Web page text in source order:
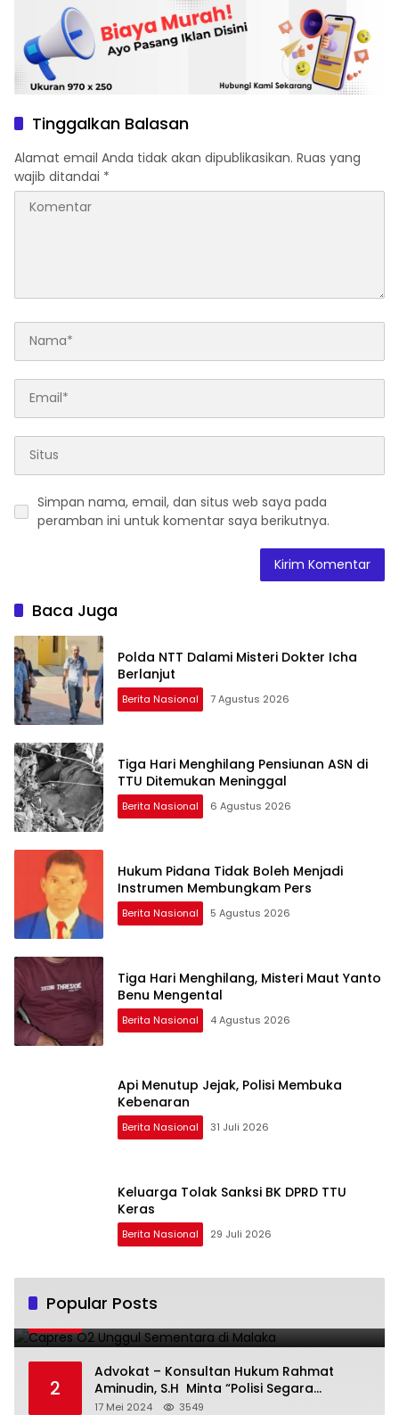
Tinggalkan Balasan
Alamat email Anda tidak akan dipublikasikan. Ruas yang
wajib ditandai *
Simpan nama, email, dan situs web saya pada
peramban ini untuk komentar saya berikutnya.
Baca Juga
Polda NTT Dalami Misteri Dokter Icha
Berlanjut
Berita Nasional 7 Agustus 2026
Tiga Hari Menghilang Pensiunan ASN di
TTU Ditemukan Meninggal
Berita Nasional 6 Agustus 2026
Hukum Pidana Tidak Boleh Menjadi
Instrumen Membungkam Pers
Berita Nasional 5 Agustus 2026
Tiga Hari Menghilang, Misteri Maut Yanto
Benu Mengental
Berita Nasional 4 Agustus 2026
Api Menutup Jejak, Polisi Membuka
Kebenaran
Berita Nasional 31 Juli 2026
Keluarga Tolak Sanksi BK DPRD TTU
Keras
Berita Nasional 29 Juli 2026
Popular Posts
1 Capres O2 Unggul Sementara di Malaka
2
Advokat – Konsultan Hukum Rahmat
Aminudin, S.H Minta “Polisi Segara
Tuntaskan Kasus Vina”
17 Mei 2024 3549